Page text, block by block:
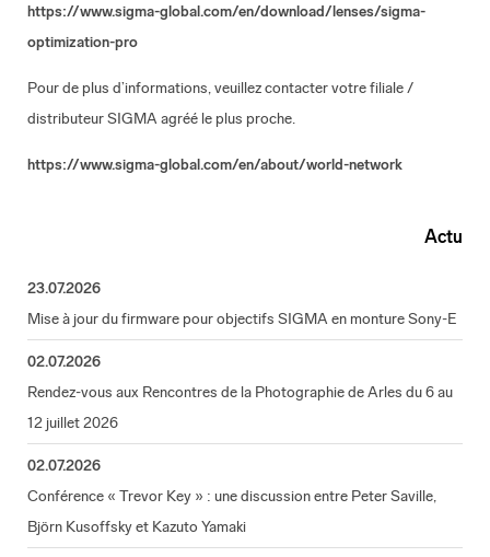
https://www.sigma-global.com/en/download/lenses/sigma-
optimization-pro
Pour de plus d’informations, veuillez contacter votre filiale /
distributeur SIGMA agréé le plus proche.
https://www.sigma-global.com/en/about/world-network
Actu
23.07.2026
Mise à jour du firmware pour objectifs SIGMA en monture Sony-E
02.07.2026
Rendez-vous aux Rencontres de la Photographie de Arles du 6 au
12 juillet 2026
02.07.2026
Conférence « Trevor Key » : une discussion entre Peter Saville,
Björn Kusoffsky et Kazuto Yamaki